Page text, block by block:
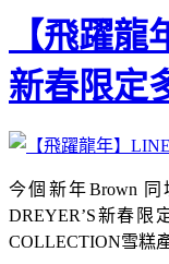
【飛躍
新春限定
今個新年Brown
DREYER’S新春限
COLLECTION雪糕